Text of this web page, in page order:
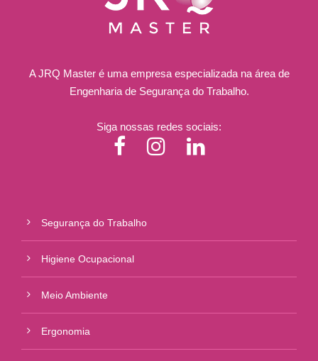
A JRQ Master é uma empresa especializada na área de
Engenharia de Segurança do Trabalho.
Siga nossas redes sociais:
Segurança do Trabalho
Higiene Ocupacional
Meio Ambiente
Ergonomia